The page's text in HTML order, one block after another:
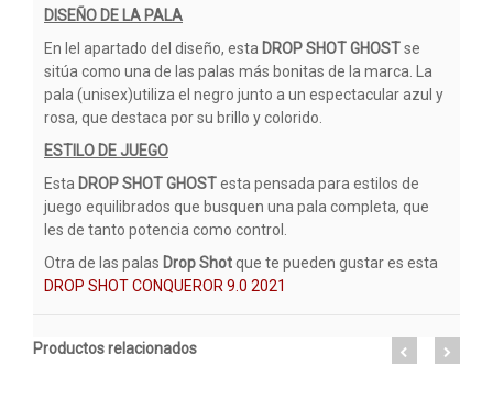
DISEÑO DE LA PALA
En lel apartado del diseño, esta DROP SHOT GHOSTse
sitúa como una de las palas más bonitas de la marca. La
pala (unisex)utiliza el negro junto a un espectacular azul y
rosa, que destaca por su brillo y colorido.
ESTILO DE JUEGO
Esta DROP SHOT GHOSTesta pensada para estilos de
juego equilibrados que busquen una pala completa, que
les de tanto potencia como control.
Otra de las palas Drop Shotque te pueden gustar es esta
DROP SHOT CONQUEROR 9.0 2021
Productos relacionados